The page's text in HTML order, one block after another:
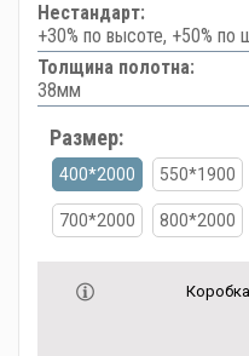
Нестандарт:
+30% по высоте, +50%
Толщина полотна:
38мм
Размер:
400*2000 550*1900
700*2000 800*2000